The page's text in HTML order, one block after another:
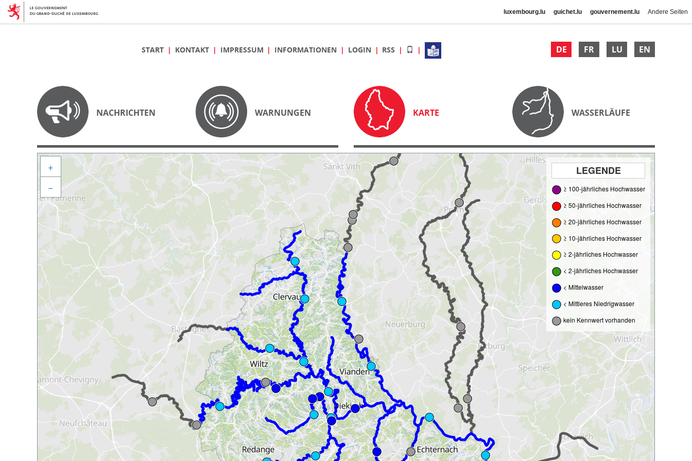
luxembourg.lu guichet.lu gouvernement.lu Andere Seiten
DE FR LU EN
START KONTAKT IMPRESSUM INFORMATIONEN LOGIN RSS
NACHRICHTEN WARNUNGEN KARTE WASSERLÄUFE
LEGENDE
≥ 100-jährliches Hochwasser
≥ 50-jährliches Hochwasser
≥ 20-jährliches Hochwasser
≥ 10-jährliches Hochwasser
≥ 2-jährliches Hochwasser
< 2-jährliches Hochwasser
< Mittelwasser
< Mittleres Niedrigwasser
kein Kennwert vorhanden
+
−